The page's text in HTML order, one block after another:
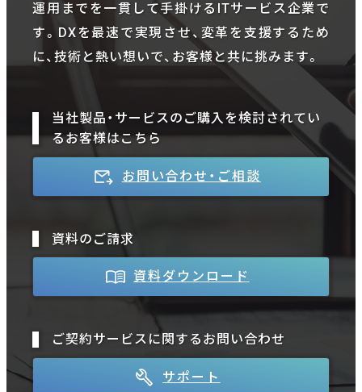
運用までを一貫して手掛けるITサービス企業で
す。DXを最速で実現させ、変革を支援するため
に、技術と熱い想いで、お客様と共に挑みます。
当社製品・サービスのご購入を検討されてい
るお客様はこちら
お問い合わせ・ご相談
資料のご請求
資料ダウンロード
ご契約サービスに関するお問い合わせ
サポート